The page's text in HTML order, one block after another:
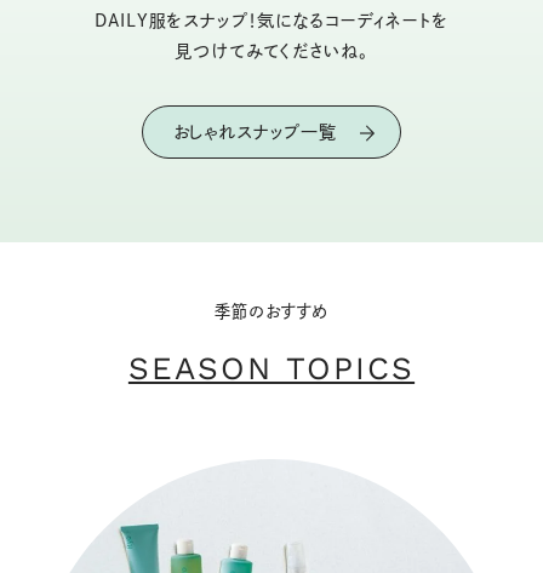
DAILY服をスナップ！気になるコーディネートを
見つけてみてくださいね。
おしゃれスナップ一覧
季節のおすすめ
SEASON TOPICS